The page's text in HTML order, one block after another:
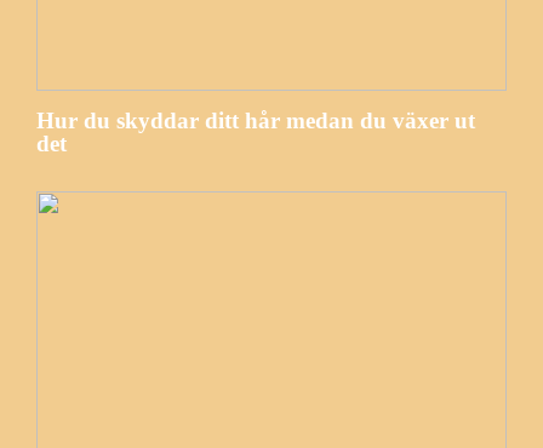
Hur du skyddar ditt hår medan du växer ut
det